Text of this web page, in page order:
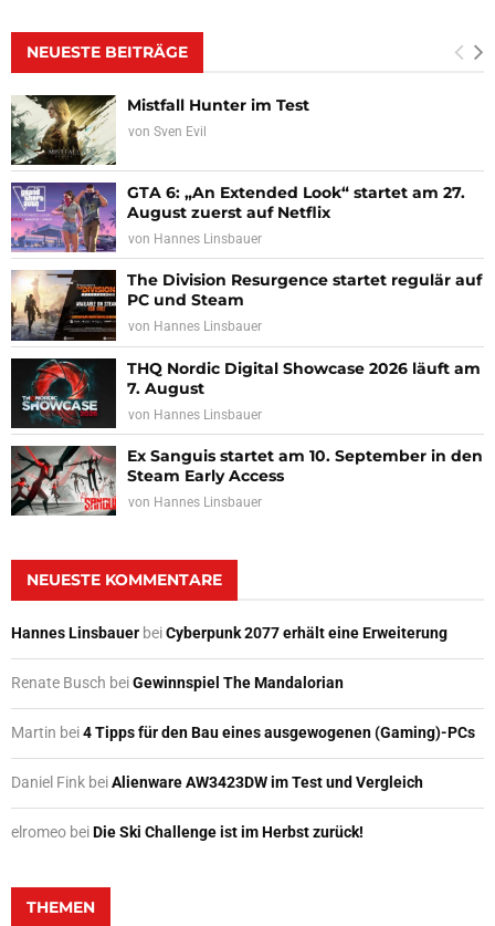
NEUESTE BEITRÄGE
Mistfall Hunter im Test
von Sven Evil
GTA 6: „An Extended Look“ startet am 27.
August zuerst auf Netflix
von Hannes Linsbauer
The Division Resurgence startet regulär auf
PC und Steam
von Hannes Linsbauer
THQ Nordic Digital Showcase 2026 läuft am
7. August
von Hannes Linsbauer
Ex Sanguis startet am 10. September in den
Steam Early Access
von Hannes Linsbauer
NEUESTE KOMMENTARE
Hannes Linsbauer beiCyberpunk 2077 erhält eine Erweiterung
Renate Busch beiGewinnspiel The Mandalorian
Martin bei4 Tipps für den Bau eines ausgewogenen (Gaming)-PCs
Daniel Fink beiAlienware AW3423DW im Test und Vergleich
elromeo beiDie Ski Challenge ist im Herbst zurück!
THEMEN